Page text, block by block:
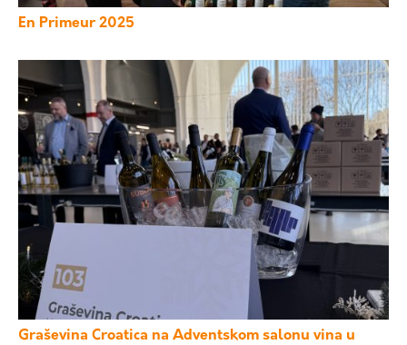
En Primeur 2025
Graševina Croatica na Adventskom salonu vina u